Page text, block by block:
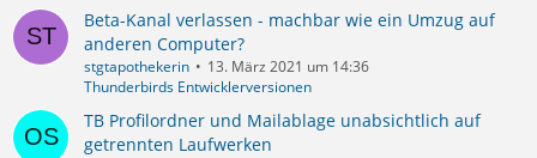
Beta-Kanal verlassen - machbar wie ein Umzug auf
anderen Computer?
stgtapothekerin
13. März 2021 um 14:36
Thunderbirds Entwicklerversionen
TB Profilordner und Mailablage unabsichtlich auf
getrennten Laufwerken